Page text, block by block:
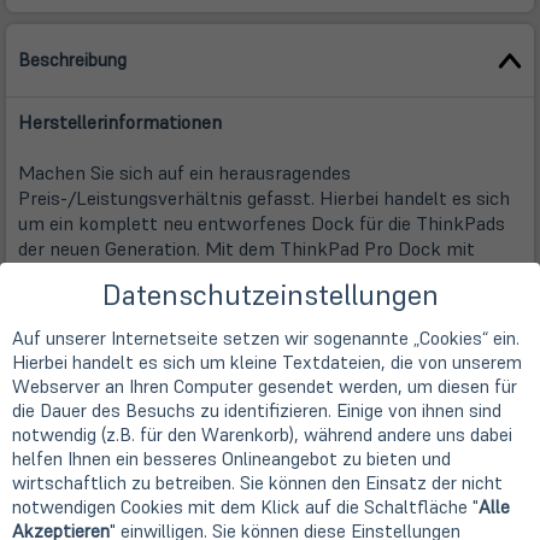
Beschreibung
Herstellerinformationen
Machen Sie sich auf ein herausragendes
Preis-/Leistungsverhältnis gefasst. Hierbei handelt es sich
um ein komplett neu entworfenes Dock für die ThinkPads
der neuen Generation. Mit dem ThinkPad Pro Dock mit
mit Strom versorgen und an Ihr LAN/Internet und
Peripheriegeräte, wie beispielsweise zwei externe Displays,
Tastatur, Maus und Drucker, anschließen und so schneller
mehr erledigen. Einer der USB-Anschlüsse des Docks bietet
eine konstante Stromversorgung und ermöglicht das
Aufladen von Mobilgeräten. Sie können Ihr Handy oder
Tablet damit auch ohne Notebook aufladen. Dank unserer
einzigartigen mechanischen Ausrichthilfe wird jederzeit eine
perfekte Ausrichtung zwischen Notebook und Dock
gewährleistet.
Datenschutzeinstellungen
Auf unserer Internetseite setzen wir sogenannte „Cookies“ ein.
Hierbei handelt es sich um kleine Textdateien, die von unserem
Webserver an Ihren Computer gesendet werden, um diesen für
die Dauer des Besuchs zu identifizieren. Einige von ihnen sind
notwendig (z.B. für den Warenkorb), während andere uns dabei
helfen Ihnen ein besseres Onlineangebot zu bieten und
wirtschaftlich zu betreiben. Sie können den Einsatz der nicht
notwendigen Cookies mit dem Klick auf die Schaltfläche "Alle
Akzeptieren" einwilligen. Sie können diese Einstellungen